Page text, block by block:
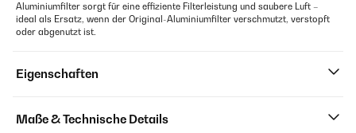
Aluminiumfilter sorgt für eine effiziente Filterleistung und saubere Luft –
ideal als Ersatz, wenn der Original-Aluminiumfilter verschmutzt, verstopft
oder abgenutzt ist.
Eigenschaften
Maße & Technische Details